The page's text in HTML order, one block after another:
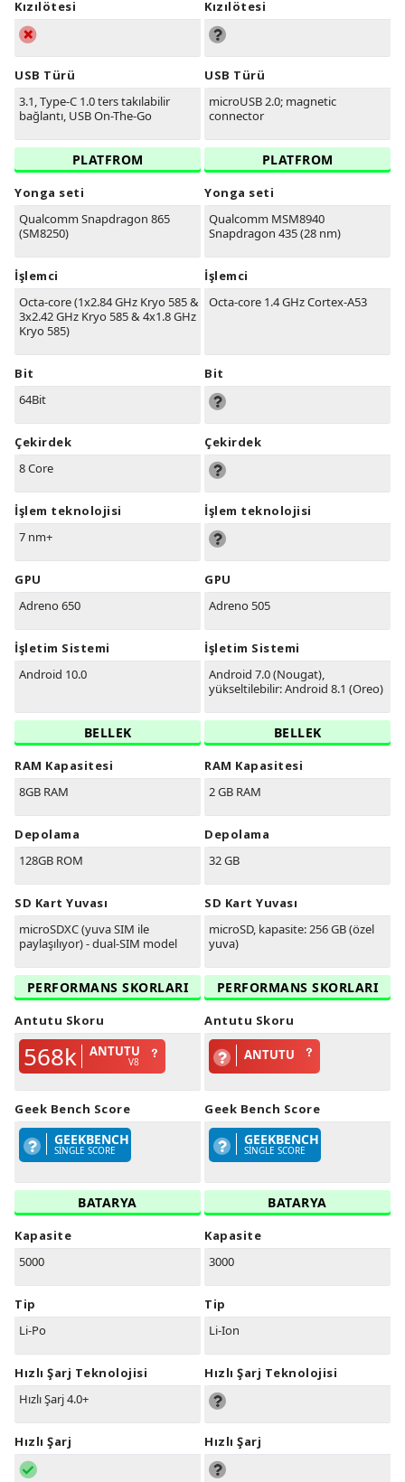
Kızılötesi
USB Türü
3.1, Type-C 1.0 ters takılabilir
bağlantı, USB On-The-Go
PLATFROM
Yonga seti
Qualcomm Snapdragon 865
(SM8250)
İşlemci
Octa-core (1x2.84 GHz Kryo 585 &
3x2.42 GHz Kryo 585 & 4x1.8 GHz
Kryo 585)
Bit
64Bit
Çekirdek
8 Core
İşlem teknolojisi
7 nm+
GPU
Adreno 650
İşletim Sistemi
Android 10.0
BELLEK
RAM Kapasitesi
8GB RAM
Depolama
128GB ROM
SD Kart Yuvası
microSDXC (yuva SIM ile
paylaşılıyor) - dual-SIM model
PERFORMANS SKORLARI
Antutu Skoru
568k ANTUTU
V8
Geek Bench Score
GEEKBENCH
SINGLE SCORE
BATARYA
Kapasite
5000
Tip
Li-Po
Hızlı Şarj Teknolojisi
Hızlı Şarj 4.0+
Hızlı Şarj
Kızılötesi
USB Türü
microUSB 2.0; magnetic
connector
PLATFROM
Yonga seti
Qualcomm MSM8940
Snapdragon 435 (28 nm)
İşlemci
Octa-core 1.4 GHz Cortex-A53
Bit
Çekirdek
İşlem teknolojisi
GPU
Adreno 505
İşletim Sistemi
Android 7.0 (Nougat),
yükseltilebilir: Android 8.1 (Oreo)
BELLEK
RAM Kapasitesi
2 GB RAM
Depolama
32 GB
SD Kart Yuvası
microSD, kapasite: 256 GB (özel
yuva)
PERFORMANS SKORLARI
Antutu Skoru
ANTUTU
Geek Bench Score
GEEKBENCH
SINGLE SCORE
BATARYA
Kapasite
3000
Tip
Li-Ion
Hızlı Şarj Teknolojisi
Hızlı Şarj